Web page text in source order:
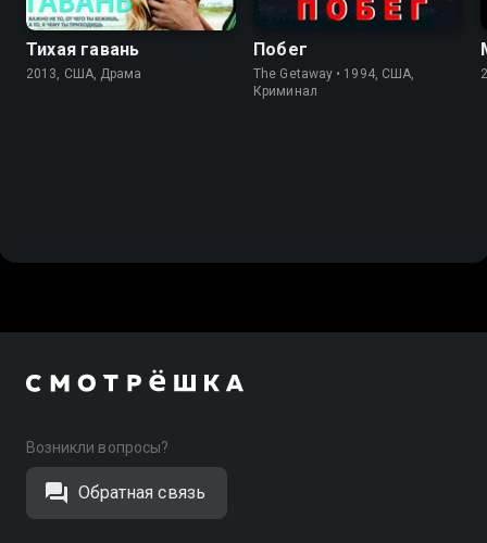
Тихая гавань
2013, США, Драма
Побег
The Getaway • 1994, США,
Криминал
Возникли вопросы?
Обратная связь